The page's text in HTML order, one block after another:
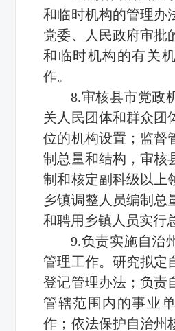
和临时机构的管理办
党委、人民政府审批
和临时机构的有关
作。
8.审核县市党政
关人民团体和群众团
位的机构设置；监督
制总量和结构，审核
制和核定副科级以上
乡镇调整人员编制总
和聘用乡镇人员实行
9.负责实施自治
管理工作。研究拟定
登记管理办法；负责
管辖范围内的事业
作；依法保护自治州